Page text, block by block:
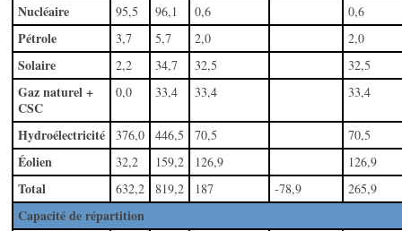
Nucléaire 95,5 96,1 0,6 0,6
Pétrole 3,7 5,7 2,0 2,0
Solaire 2,2 34,7 32,5 32,5
Gaz naturel +
CSC
0,0 33,4 33,4 33,4
Hydroélectricité 376,0 446,5 70,5 70,5
Éolien 32,2 159,2 126,9 126,9
Total 632,2 819,2 187 -78,9 265,9
Capacité de répartition